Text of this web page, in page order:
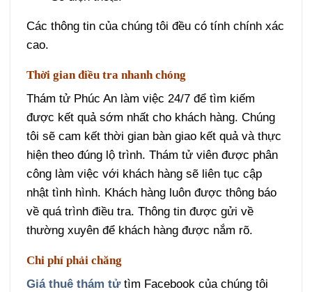
Các thông tin của chúng tôi đều có tính chính xác
cao.
Thời gian điều tra nhanh chóng
Thám tử Phúc An làm việc 24/7 để tìm kiếm
được kết quả sớm nhất cho khách hàng. Chúng
tôi sẽ cam kết thời gian bàn giao kết quả và thực
hiện theo đúng lộ trình. Thám tử viên được phân
công làm việc với khách hàng sẽ liên tục cập
nhật tình hình. Khách hàng luôn được thông báo
về quá trình điều tra. Thông tin được gửi về
thường xuyên để khách hàng được nắm rõ.
Chi phí phải chăng
Giá thuê thám tửtìm Facebook của chúng tôi